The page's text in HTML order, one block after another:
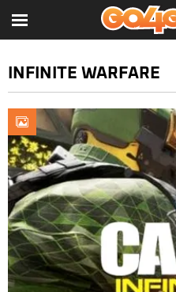
INFINITE WARFARE